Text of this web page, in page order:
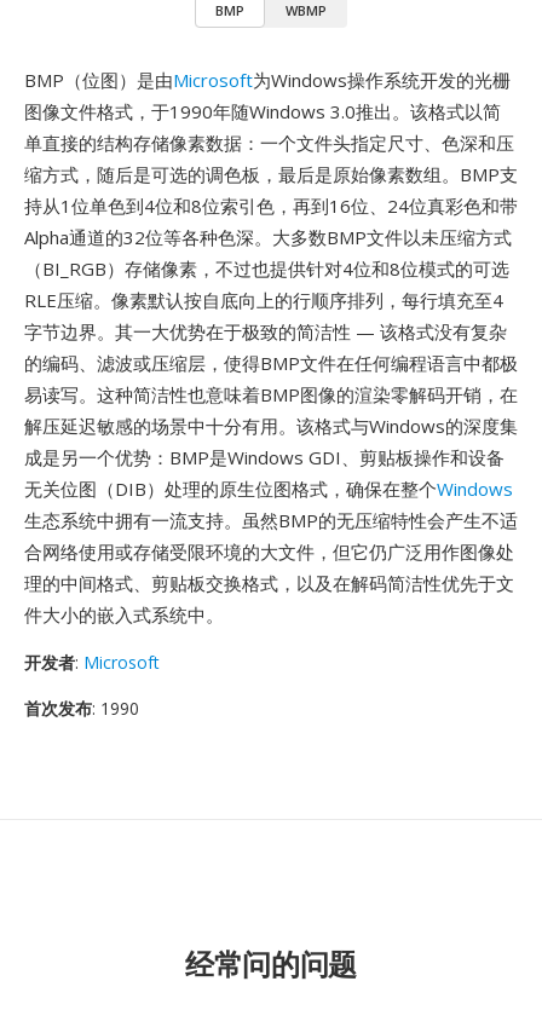
BMP WBMP
BMP（位图）是由Microsoft为Windows操作系统开发的光栅
图像文件格式，于1990年随Windows 3.0推出。该格式以简
单直接的结构存储像素数据：一个文件头指定尺寸、色深和压
缩方式，随后是可选的调色板，最后是原始像素数组。BMP支
持从1位单色到4位和8位索引色，再到16位、24位真彩色和带
Alpha通道的32位等各种色深。大多数BMP文件以未压缩方式
（BI_RGB）存储像素，不过也提供针对4位和8位模式的可选
RLE压缩。像素默认按自底向上的行顺序排列，每行填充至4
字节边界。其一大优势在于极致的简洁性 — 该格式没有复杂
的编码、滤波或压缩层，使得BMP文件在任何编程语言中都极
易读写。这种简洁性也意味着BMP图像的渲染零解码开销，在
解压延迟敏感的场景中十分有用。该格式与Windows的深度集
成是另一个优势：BMP是Windows GDI、剪贴板操作和设备
无关位图（DIB）处理的原生位图格式，确保在整个Windows
生态系统中拥有一流支持。虽然BMP的无压缩特性会产生不适
合网络使用或存储受限环境的大文件，但它仍广泛用作图像处
理的中间格式、剪贴板交换格式，以及在解码简洁性优先于文
件大小的嵌入式系统中。
开发者: Microsoft
首次发布: 1990
经常问的问题